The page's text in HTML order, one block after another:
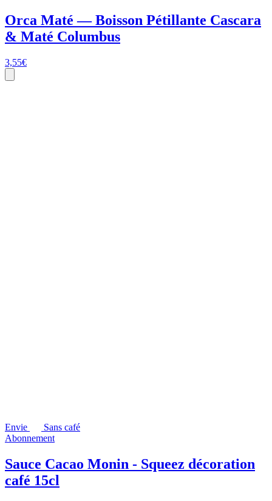
Orca Maté — Boisson Pétillante Cascara
& Maté Columbus
3,55€
Envie
Sans café
Abonnement
Sauce Cacao Monin - Squeez décoration
café 15cl